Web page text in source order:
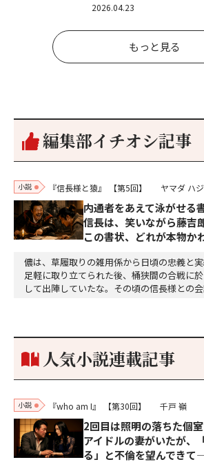
2026.04.23
もっと見る
編集部イチオシ記事
小説 『信長様と猿』 【第5回】 ヤマダ ハ
内通者をあえて泳がせる
信長は、笑いながら藤吉
この書状、どれが本物か
儂は、草履取りの雑用係から日頃の忠義と
足軽に取り立てられた後、桶狭間の合戦に
して出陣していたな。その頃の信長様との
り。どうして勝てたのか、未だにわかりま
人気小説連載記事
小説 『who am I』 【第30回】 千戸 嶺
2回目は照明の落ちた個
アイドルの妻がいたが、
る」と不倫を望んでき